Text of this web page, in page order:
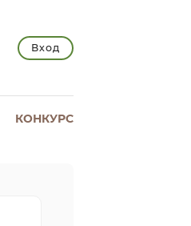
Вход
КОНКУРС